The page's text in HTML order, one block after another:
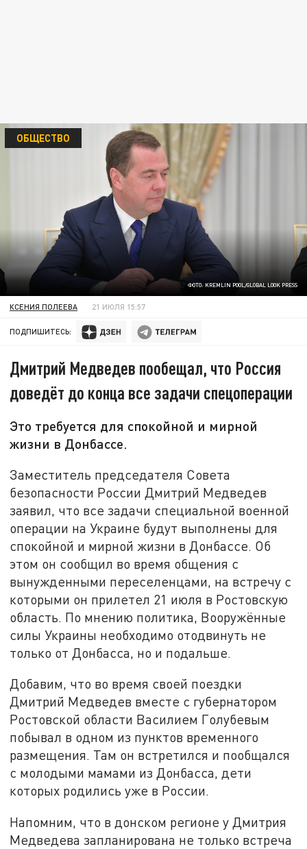
ФОТО: KREMLIN POOL/GLOBAL LOOK PRESS
ОБЩЕСТВО
КСЕНИЯ ПОЛЕЕВА 21 ИЮЛЯ 15:57
ПОДПИШИТЕСЬ:
Дмитрий Медведев пообещал, что Россия
доведёт до конца все задачи спецоперации
Это требуется для спокойной и мирной
жизни в Донбассе.
Заместитель председателя Совета
безопасности России Дмитрий Медведев
заявил, что все задачи специальной военной
операции на Украине будут выполнены для
спокойной и мирной жизни в Донбассе. Об
этом он сообщил во время общения с
вынужденными переселенцами, на встречу с
которыми он прилетел 21 июля в Ростовскую
область. По мнению политика, Вооружённые
силы Украины необходимо отодвинуть не
только от Донбасса, но и подальше.
Добавим, что во время своей поездки
Дмитрий Медведев вместе с губернатором
Ростовской области Василием Голубевым
побывал в одном из пунктов временного
размещения. Там он встретился и пообщался
с молодыми мамами из Донбасса, дети
которых родились уже в России.
Напомним, что в донском регионе у Дмитрия
Медведева запланирована не только встреча